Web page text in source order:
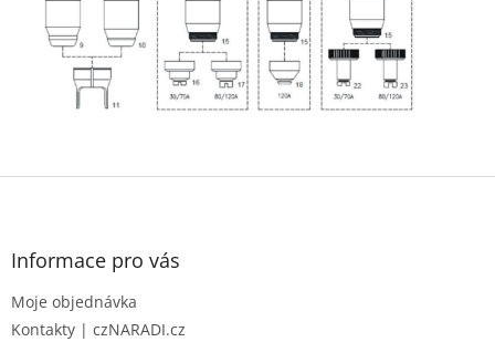
Z
Informace pro vás
Moje objednávka
Kontakty | czNARADI.cz